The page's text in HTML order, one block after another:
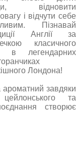
відновити
і відчути себе
Пізнавай
Англії за
класичного
в легендарних
Лондона!
завдяки
та
створює